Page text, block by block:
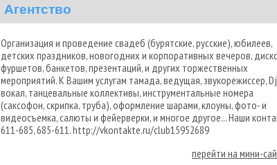
Агентство
Организация и проведение свадеб (бурятские, русские), юбилеев,
детских праздников, новогодних и корпоративных вечеров,
фуршетов, банкетов, презентаций, и других торжественных
мероприятий. К Вашим услугам тамада, ведущая, звукорежиссер,
вокал, танцевальные коллективы, инструментальные номера
(саксофон, скрипка, труба), оформление шарами, клоуны, фото- и
видеосъемка, салюты и фейерверки, и многое другое... Наши
611-685, 685-611. http://vkontakte.ru/club15952689
перейти на мини-